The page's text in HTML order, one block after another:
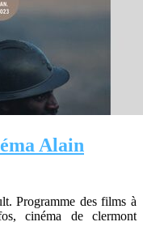
Alain
Programme des films à
cinéma de clermont